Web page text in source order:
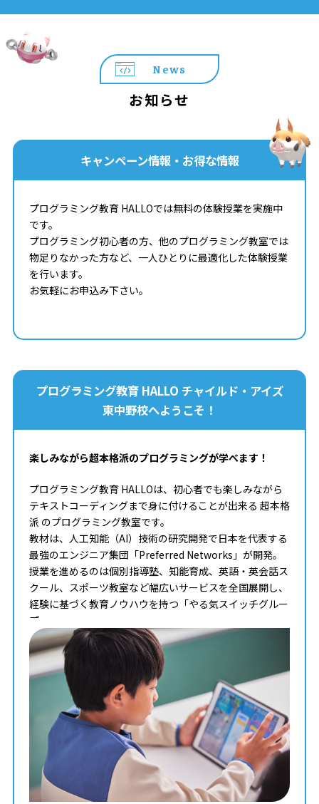
News
お知らせ
キャンペーン情報・お得な情報
プログラミング教育 HALLOでは無料の体験授業を実施中
です。
プログラミング初心者の方、他のプログラミング教室では
物足りなかった方など、一人ひとりに最適化した体験授業
を行います。
お気軽にお申込み下さい。
プログラミング教育 HALLO チャイルド・アイズ
東中野校へようこそ！
楽しみながら超本格派のプログラミングが学べます！
プログラミング教育 HALLOは、初心者でも楽しみながら
テキストコーディングまで身に付けることが出来る 超本格
派 のプログラミング教室です。
教材は、人工知能（AI）技術の研究開発で日本を代表する
最強のエンジニア集団「Preferred Networks」が開発。
授業を進めるのは個別指導塾、知能育成、英語・英会話ス
クール、スポーツ教室など幅広いサービスを全国展開し、
経験に基づく教育ノウハウを持つ「やる気スイッチグルー
プ」。
タイピングからコンピュータサイエンスまで学べる最高の
教材を使って、一人ひとりのペースや理解度に合わせた個
別最適化レッスンでプログラミングを学ぶことが出来ま
まずはお気軽に無料体験授業にご参加下さい。
料金やカリキュラムなどに関してもご説明致します。